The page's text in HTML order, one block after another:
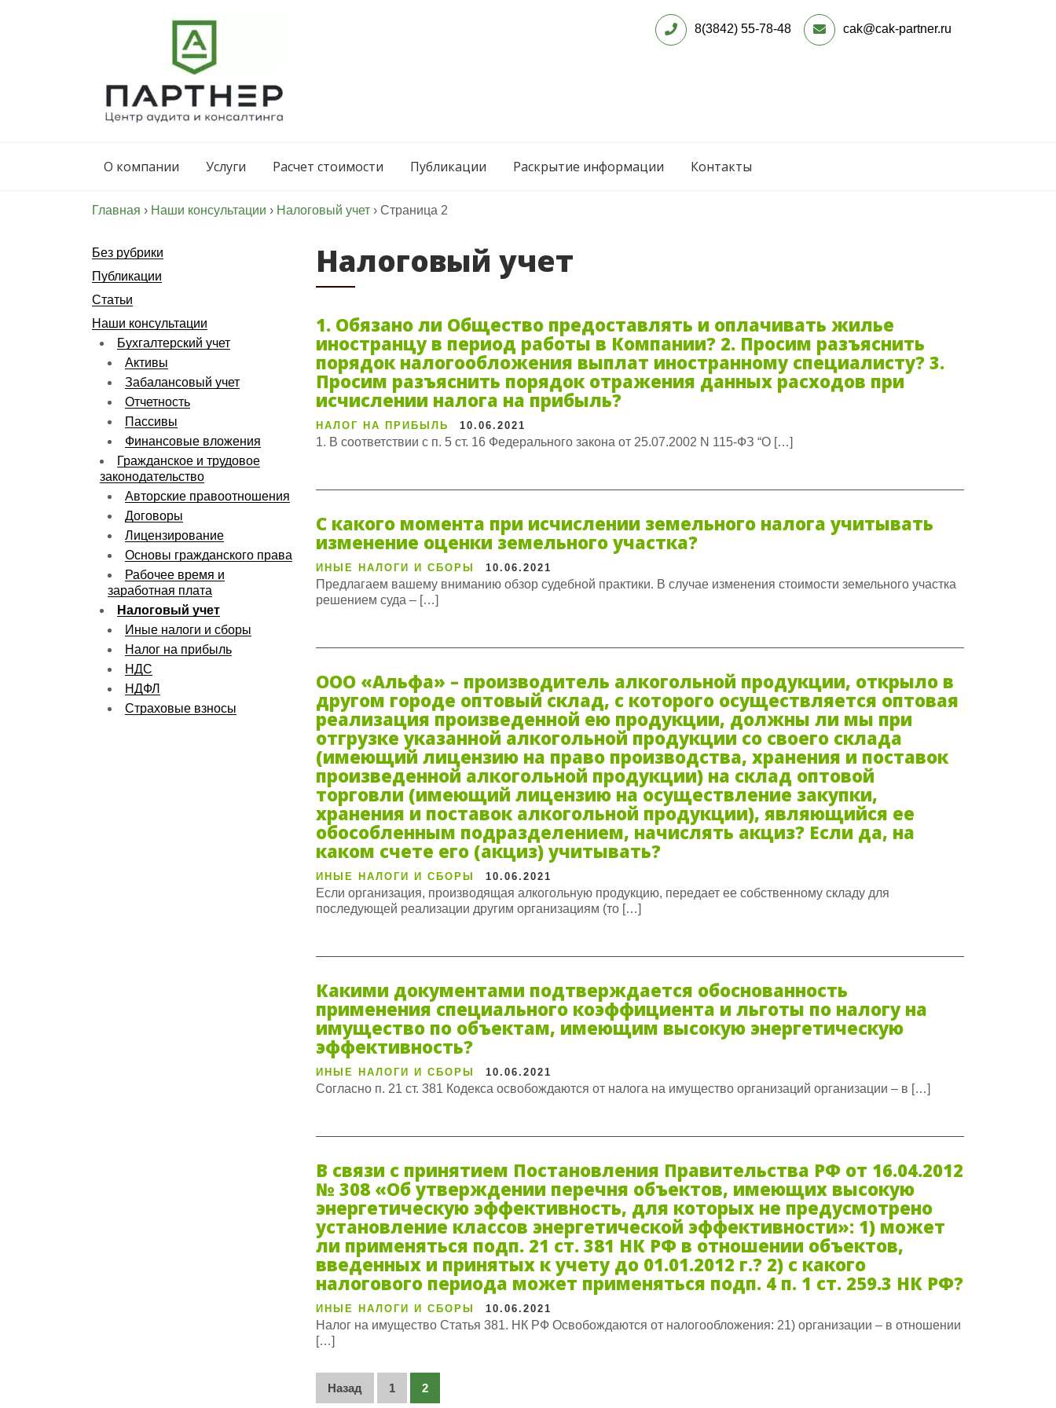
консалтинга
8(3842) 55-78-48 cak@cak-partner.ru
О компании Услуги Расчет стоимости Публикации Раскрытие информации Контакты
Главная › Наши консультации › Налоговый учет › Страница 2
Без рубрики
Публикации
Статьи
Наши консультации
Бухгалтерский учет
Активы
Забалансовый учет
Отчетность
Пассивы
Финансовые вложения
Гражданское и трудовое
законодательство
Авторские правоотношения
Договоры
Лицензирование
Основы гражданского права
Рабочее время и
заработная плата
Налоговый учет
Иные налоги и сборы
Налог на прибыль
НДС
НДФЛ
Страховые взносы
Налоговый учет
1. Обязано ли Общество предоставлять и оплачивать жилье
иностранцу в период работы в Компании? 2. Просим разъяснить
порядок налогообложения выплат иностранному специалисту? 3.
Просим разъяснить порядок отражения данных расходов при
исчислении налога на прибыль?
НАЛОГ НА ПРИБЫЛЬ 10.06.2021
1. В соответствии с п. 5 ст. 16 Федерального закона от 25.07.2002 N 115-ФЗ “О […]
С какого момента при исчислении земельного налога учитывать
изменение оценки земельного участка?
ИНЫЕ НАЛОГИ И СБОРЫ 10.06.2021
Предлагаем вашему вниманию обзор судебной практики. В случае изменения стоимости земельного участка
решением суда – […]
ООО «Альфа» – производитель алкогольной продукции, открыло в
другом городе оптовый склад, с которого осуществляется оптовая
реализация произведенной ею продукции, должны ли мы при
отгрузке указанной алкогольной продукции со своего склада
(имеющий лицензию на право производства, хранения и поставок
произведенной алкогольной продукции) на склад оптовой
торговли (имеющий лицензию на осуществление закупки,
хранения и поставок алкогольной продукции), являющийся ее
обособленным подразделением, начислять акциз? Если да, на
каком счете его (акциз) учитывать?
ИНЫЕ НАЛОГИ И СБОРЫ 10.06.2021
Если организация, производящая алкогольную продукцию, передает ее собственному складу для
последующей реализации другим организациям (то […]
Какими документами подтверждается обоснованность
применения специального коэффициента и льготы по налогу на
имущество по объектам, имеющим высокую энергетическую
эффективность?
ИНЫЕ НАЛОГИ И СБОРЫ 10.06.2021
Согласно п. 21 ст. 381 Кодекса освобождаются от налога на имущество организаций организации – в […]
В связи с принятием Постановления Правительства РФ от 16.04.2012
№ 308 «Об утверждении перечня объектов, имеющих высокую
энергетическую эффективность, для которых не предусмотрено
установление классов энергетической эффективности»: 1) может
ли применяться подп. 21 ст. 381 НК РФ в отношении объектов,
введенных и принятых к учету до 01.01.2012 г.? 2) с какого
налогового периода может применяться подп. 4 п. 1 ст. 259.3 НК РФ?
ИНЫЕ НАЛОГИ И СБОРЫ 10.06.2021
Налог на имущество Статья 381. НК РФ Освобождаются от налогообложения: 21) организации – в отношении
[…]
Пагинация
Назад 1 2